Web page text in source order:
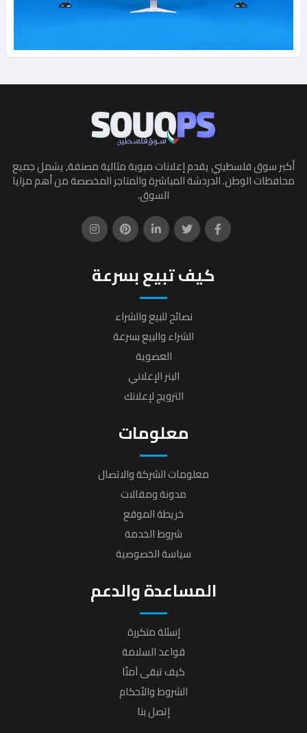
أكبر سوق فلسطيني يقدم إعلانات مبوبة مثالية مصنفة, يشمل جميع
محافظات الوطن. الدردشة المباشرة والمتاجر المخصصة من أهم مزايا
السوق.
كيف تبيع بسرعة
نصائح للبيع والشراء
الشراء والبيع بسرعة
العضوية
البنر الإعلاني
الترويج لإعلانك
معلومات
معلومات الشركة والاتصال
مدونة ومقالات
خريطة الموقع
شروط الخدمة
سياسة الخصوصية
المساعدة والدعم
إسئلة متكررة
قواعد السلامة
كيف تبقى آمنًا
الشروط والأحكام
إتصل بنا